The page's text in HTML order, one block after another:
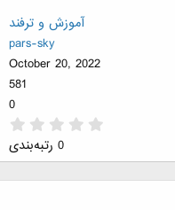
آموزش و ترفند
pars-sky
October 20, 2022
581
0
.
0
0
س